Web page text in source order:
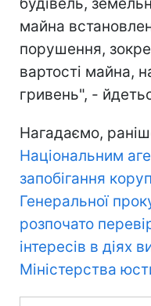
майна
порушення,
вартості майна,
гривень", -
Нагадаємо,
Національним
запобігання
Генеральної
розпочато
інтересів в діях
Міністерства